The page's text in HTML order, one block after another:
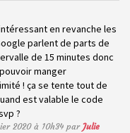
en revanche les
parlent de parts de
de 15 minutes donc
manger
! ça se tente tout de
est valable le code
?
2020 à 10h34 parJulie